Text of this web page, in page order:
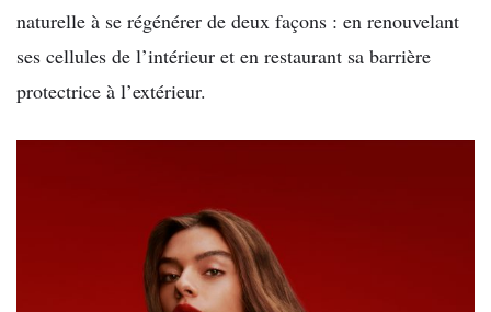
naturelle à se régénérer de deux façons : en renouvelant
ses cellules de l’intérieur et en restaurant sa barrière
protectrice à l’extérieur.